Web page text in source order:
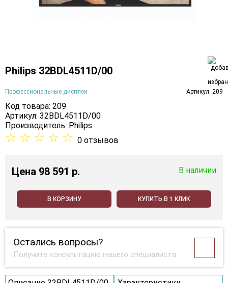
Philips 32BDL4511D/00
Профессиональные дисплеи Артикул: 209
Код товара: 209
Артикул: 32BDL4511D/00
Производитель: Philips
☆ ☆ ☆ ☆ ☆ 0 отзывов
Цена 98 591 p. В наличии
В КОРЗИНУ КУПИТЬ В 1 КЛИК
Остались вопросы?
Получите консультацию нашего специалиста